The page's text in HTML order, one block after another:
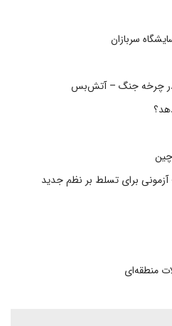
سربازان
در چرخه جنگ – آتش‌بس
چین
آزمونی برای تسلط بر نظم جدید
منطقه‌ای